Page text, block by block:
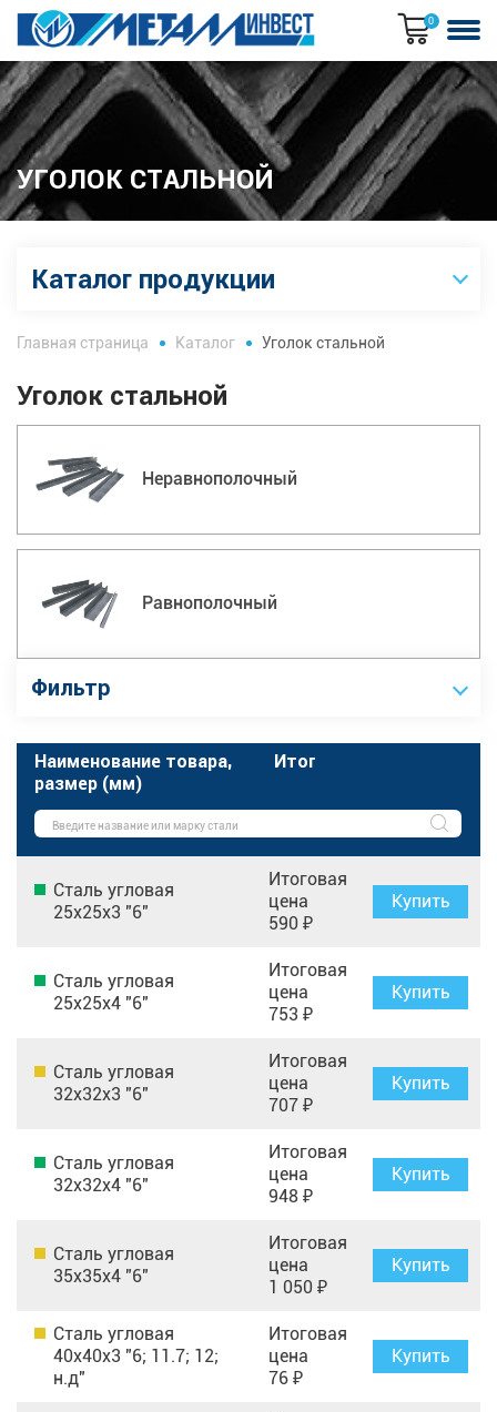
0
УГОЛОК СТАЛЬНОЙ
Каталог продукции
Главная страница Каталог Уголок стальной
Уголок стальной
Неравнополочный
Равнополочный
Фильтр
Наименование товара,
размер (мм)
Итог
Сталь угловая
25х25х3 "6"
Итоговая
цена
590 ₽
Купить
Сталь угловая
25х25х4 "6"
Итоговая
цена
753 ₽
Купить
Сталь угловая
32х32х3 "6"
Итоговая
цена
707 ₽
Купить
Сталь угловая
32х32х4 "6"
Итоговая
цена
948 ₽
Купить
Сталь угловая
35х35х4 "6"
Итоговая
цена
1 050 ₽
Купить
Сталь угловая
40х40х3 "6; 11.7; 12;
н.д"
Итоговая
цена
76 ₽
Купить